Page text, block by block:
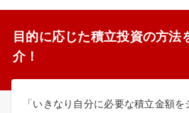
目的に応じた積立投資の方法
介！
「いきなり自分に必要な積立金額